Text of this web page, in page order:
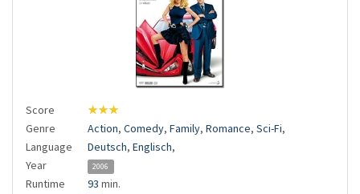
Score
★★★
Genre
Action, Comedy, Family, Romance, Sci-Fi,
Language
Deutsch, Englisch,
Year
2006
Runtime 93 min.